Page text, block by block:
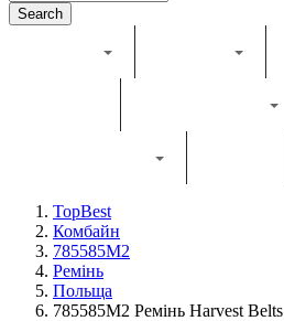
Search
TopBest
Комбайн
785585M2
Ремінь
Польща
785585M2 Ремінь Harvest Belts